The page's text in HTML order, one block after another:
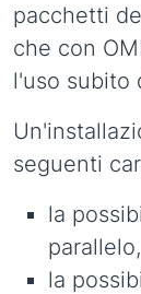
pacchetti
che con
l'uso subito
seguenti
la
parallelo,
la